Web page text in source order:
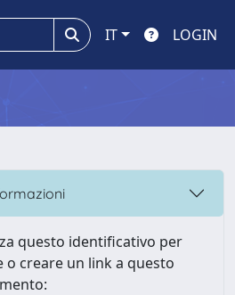
IT LOGIN
questo identificativo per
o creare un link a questo